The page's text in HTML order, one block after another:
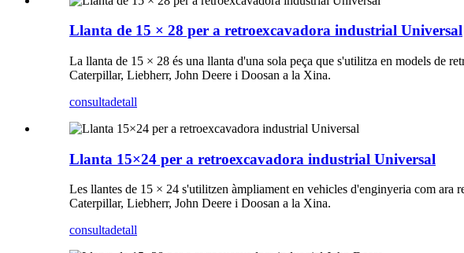
Llanta de 15 × 28 per a retroexcavadora industrial Universal
La llanta de 15 × 28 és una llanta d'una sola peça que s'utilitza en models de
Caterpillar, Liebherr, John Deere i Doosan a la Xina.
consultadetall
Llanta 15×24 per a retroexcavadora industrial Universal
Les llantes de 15 × 24 s'utilitzen àmpliament en vehicles d'enginyeria com
Caterpillar, Liebherr, John Deere i Doosan a la Xina.
consultadetall